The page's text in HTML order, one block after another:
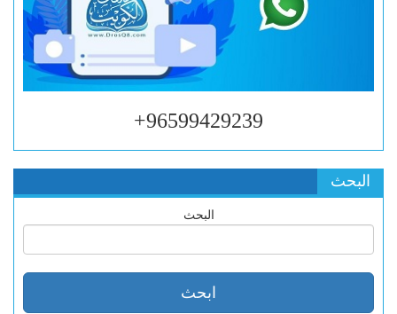
96599429239+
البحث
البحث